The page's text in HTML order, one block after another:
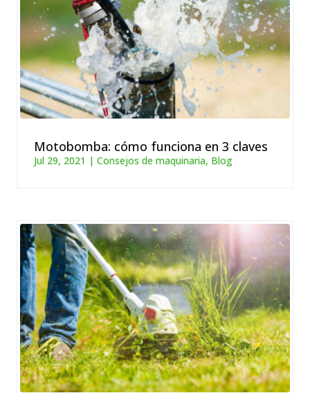
Motobomba: cómo funciona en 3 claves
Jul 29, 2021 | Consejos de maquinaria, Blog